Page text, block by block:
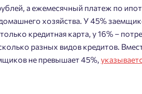
а ежемесячный платеж по
хозяйства. У 45%
кредитная карта, у 16% –
разных видов кредитов.
не превышает 45%,
Согласен на обработку
Больше
телефона,
и мы
Ростов-на-
Владивосток